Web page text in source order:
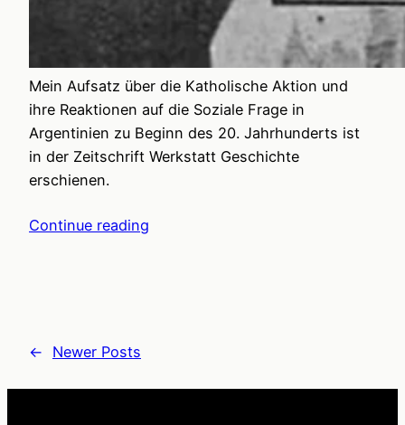
Mein Aufsatz über die Katholische Aktion und
ihre Reaktionen auf die Soziale Frage in
Argentinien zu Beginn des 20. Jahrhunderts ist
in der Zeitschrift Werkstatt Geschichte
erschienen.
Continue reading
← Newer Posts